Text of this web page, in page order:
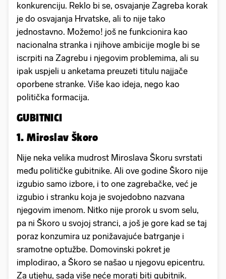
konkurenciju. Reklo bi se, osvajanje Zagreba korak
je do osvajanja Hrvatske, ali to nije tako
jednostavno. Možemo! još ne funkcionira kao
nacionalna stranka i njihove ambicije mogle bi se
iscrpiti na Zagrebu i njegovim problemima, ali su
ipak uspjeli u anketama preuzeti titulu najjače
oporbene stranke. Više kao ideja, nego kao
politička formacija.
GUBITNICI
1. Miroslav Škoro
Nije neka velika mudrost Miroslava Škoru svrstati
među političke gubitnike. Ali ove godine Škoro nije
izgubio samo izbore, i to one zagrebačke, već je
izgubio i stranku koja je svojedobno nazvana
njegovim imenom. Nitko nije prorok u svom selu,
pa ni Škoro u svojoj stranci, a još je gore kad se taj
poraz konzumira uz ponižavajuće batrganje i
sramotne optužbe. Domovinski pokret je
implodirao, a Škoro se našao u njegovu epicentru.
Za utjehu, sada više neće morati biti gubitnik.